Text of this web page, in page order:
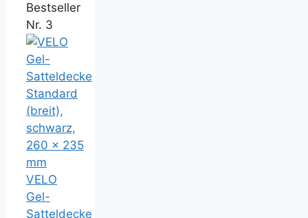
Bestseller
Nr. 3
VELO
Gel-
Satteldecke